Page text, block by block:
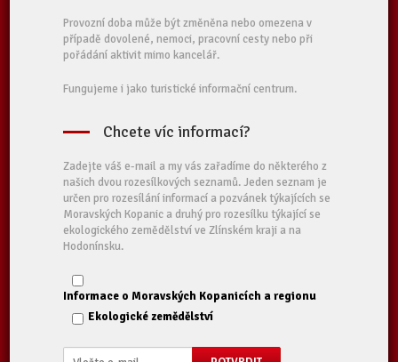
Provozní doba může být změněna nebo omezena v
případě dovolené, nemoci, pracovní cesty nebo při
pořádání aktivit mimo kancelář.
Fungujeme i jako turistické informační centrum.
Chcete víc informací?
Zadejte váš e-mail a my vás zařadíme do některého z
našich dvou rozesílkových seznamů. Jeden seznam je
určen pro rozesílání informací a pozvánek týkajících se
Moravských Kopanic a druhý pro rozesílku týkající se
ekologického zemědělství ve Zlínském kraji a na
Hodonínsku.
Informace o Moravských Kopanicích a regionu
Ekologické zemědělství